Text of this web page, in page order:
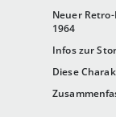
Neuer
1964
Infos zur
Diese